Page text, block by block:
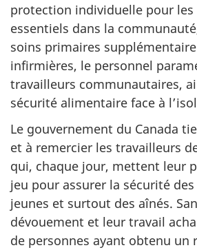
protection individuelle pour
essentiels dans la
soins primaires
infirmières, le personnel
travailleurs communautaires,
sécurité alimentaire face à
Le gouvernement du Canada
et à remercier les travailleurs
qui, chaque jour, mettent leur
jeu pour assurer la sécurité
jeunes et surtout des aînés.
dévouement et leur travail
de personnes ayant obtenu un